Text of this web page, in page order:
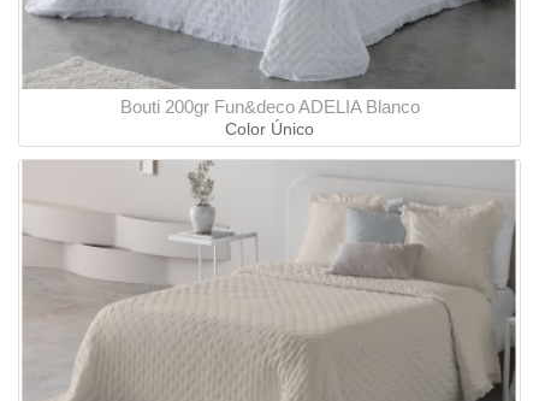
Bouti 200gr Fun&deco ADELIA Blanco
Color Único